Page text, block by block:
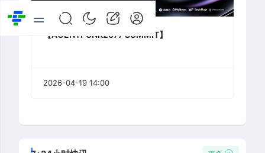
【AGENTPUNK2077 SUMMIT】
2026-04-19 14:00